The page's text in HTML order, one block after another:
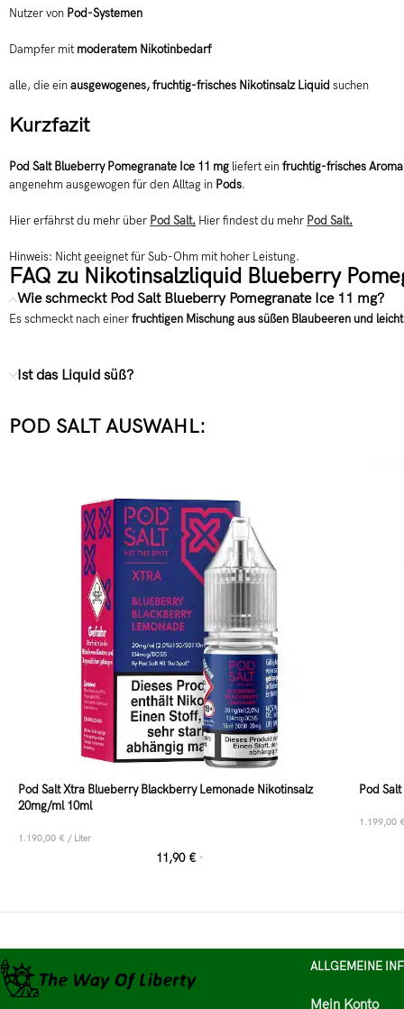
Nutzer von Pod-Systemen
Dampfer mit moderatem Nikotinbedarf
alle, die einausgewogenes, fruchtig-frisches Nikotinsalz Liquid suchen
Kurzfazit
Pod Salt Blueberry Pomegranate Ice 11 mg liefert einfruchtig-frisches
angenehm ausgewogen für den Alltag in Pods.
Hier erfährst du mehr über Pod Salt. Hier findest du mehr Pod Salt.
Hinweis: Nicht geeignet für Sub-Ohm mit hoher Leistung.
FAQ zu Nikotinsalzliquid Blueberry
Wie schmeckt Pod Salt Blueberry Pomegranate Ice 11 mg?
Es schmeckt nach einerfruchtigen Mischung aus süßen Blaubeeren und
Ist das Liquid süß?
POD SALT AUSWAHL:
Pod Salt Xtra Blueberry Blackberry Lemonade Nikotinsalz
20mg/ml 10ml
1.190,00 € / Liter
11,90 € *
Pod
1.199,00 €
ALLGEMEINE
Mein Konto